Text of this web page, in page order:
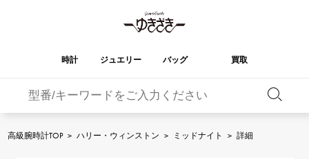
時計 ジュエリー バッグ 買取
YUKIZAKI
ジュエリー
バーキン オータクロア
高級腕時計TOP > ハリー・ウィンストン > ミッドナイト > 詳細